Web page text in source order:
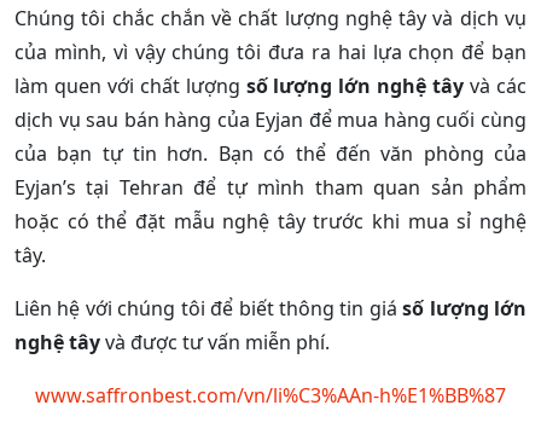
Chúng tôi chắc chắn về chất lượng nghệ tây và dịch vụ
của mình, vì vậy chúng tôi đưa ra hai lựa chọn để bạn
làm quen với chất lượng số lượng lớn nghệ tâyvà các
dịch vụ sau bán hàng của Eyjan để mua hàng cuối cùng
của bạn tự tin hơn. Bạn có thể đến văn phòng của
Eyjan’s tại Tehran để tự mình tham quan sản phẩm
hoặc có thể đặt mẫu nghệ tây trước khi mua sỉ nghệ
tây.
Liên hệ với chúng tôi để biết thông tin giásố lượng lớn
nghệ tâyvà được tư vấn miễn phí.
www.saffronbest.com/vn/li%C3%AAn-h%E1%BB%87